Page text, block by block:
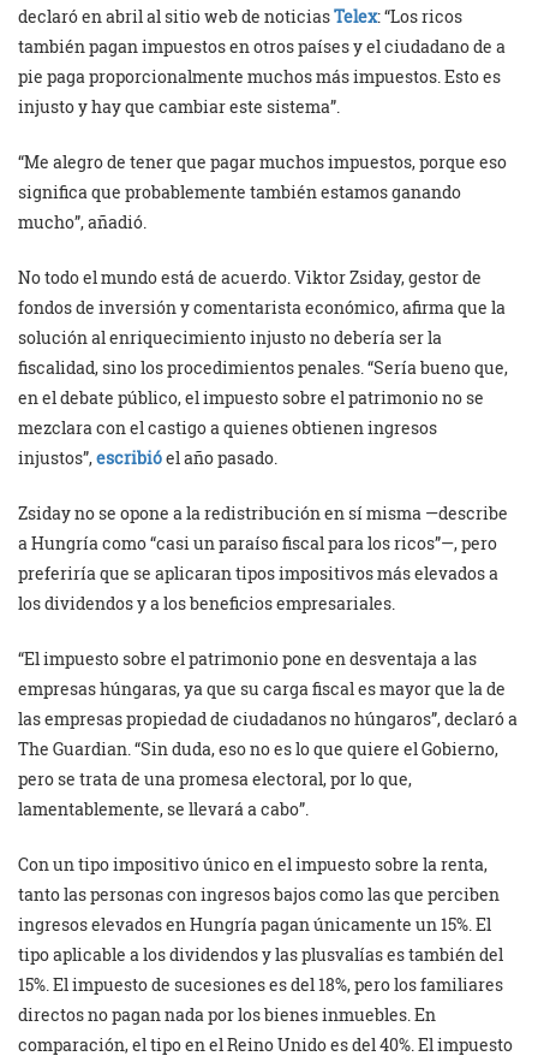
declaró en abril al sitio web de noticiasTelex: “Los ricos
también pagan impuestos en otros países y el ciudadano de a
pie paga proporcionalmente muchos más impuestos. Esto es
injusto y hay que cambiar este sistema”.
“Me alegro de tener que pagar muchos impuestos, porque eso
significa que probablemente también estamos ganando
mucho”, añadió.
No todo el mundo está de acuerdo. Viktor Zsiday, gestor de
fondos de inversión y comentarista económico, afirma que la
solución al enriquecimiento injusto no debería ser la
fiscalidad, sino los procedimientos penales. “Sería bueno que,
en el debate público, el impuesto sobre el patrimonio no se
mezclara con el castigo a quienes obtienen ingresos
injustos”,escribióel año pasado.
Zsiday no se opone a la redistribución en sí misma —describe
a Hungría como “casi un paraíso fiscal para los ricos”—, pero
preferiría que se aplicaran tipos impositivos más elevados a
los dividendos y a los beneficios empresariales.
“El impuesto sobre el patrimonio pone en desventaja a las
empresas húngaras, ya que su carga fiscal es mayor que la de
las empresas propiedad de ciudadanos no húngaros”, declaró a
The Guardian. “Sin duda, eso no es lo que quiere el Gobierno,
pero se trata de una promesa electoral, por lo que,
lamentablemente, se llevará a cabo”.
Con un tipo impositivo único en el impuesto sobre la renta,
tanto las personas con ingresos bajos como las que perciben
ingresos elevados en Hungría pagan únicamente un 15%. El
tipo aplicable a los dividendos y las plusvalías es también del
15%. El impuesto de sucesiones es del 18%, pero los familiares
directos no pagan nada por los bienes inmuebles. En
comparación, el tipo en el Reino Unido es del 40%. El impuesto